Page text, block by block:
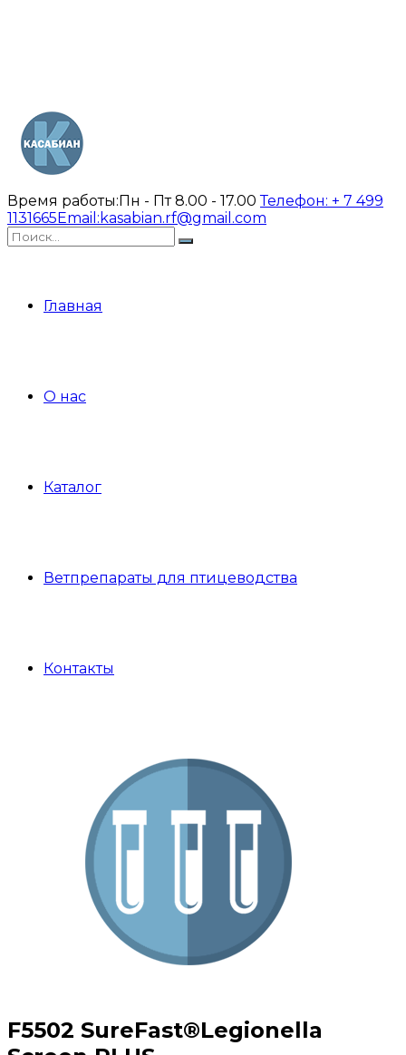
Время работы:Пн - Пт 8.00 - 17.00Телефон: + 7 499
1131665Email: kasabian.rf@gmail.com
Главная
О нас
Каталог
Ветпрепараты для птицеводства
Контакты
F5502 SureFast®Legionella